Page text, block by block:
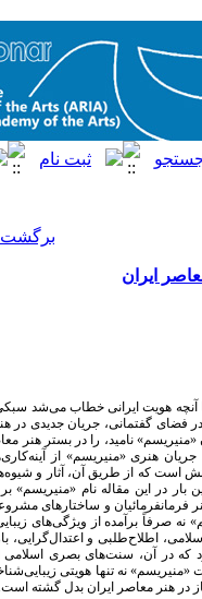
برگشت
ایران
آنچه هویت ایرانی خطاب می‌شد
در فضای گفتمانی، جریان جدیدی در
نامید، را در بستر هنر
هنری «منیریسم» از
است که از طریق آن، آثار و
در این مقاله نام «منیریسم» بر
فرمانفرمائیان و ساختارهای
نه صرفاً برآمده از ویژگی‌های
اطلاح‌طلبی و اعتدال‌گرایی،
که در آن، سنت‌های بصری
نه تنها هویتی
در هنر معاصر ایران بدل گشته است.